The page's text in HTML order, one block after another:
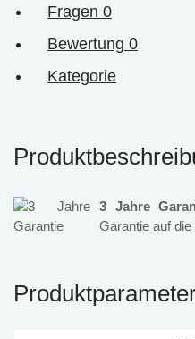
Fragen 0
Bewertung 0
Kategorie
3 Jahre
Garantie auf